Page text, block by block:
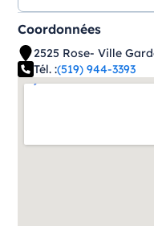
Coordonnées
2525 Rose- Ville
Tél. :(519) 944-3393